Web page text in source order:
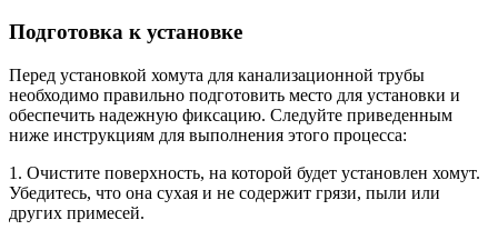
Подготовка к установке
Перед установкой хомута для канализационной трубы
необходимо правильно подготовить место для установки и
обеспечить надежную фиксацию. Следуйте приведенным
ниже инструкциям для выполнения этого процесса:
1. Очистите поверхность, на которой будет установлен хомут.
Убедитесь, что она сухая и не содержит грязи, пыли или
других примесей.